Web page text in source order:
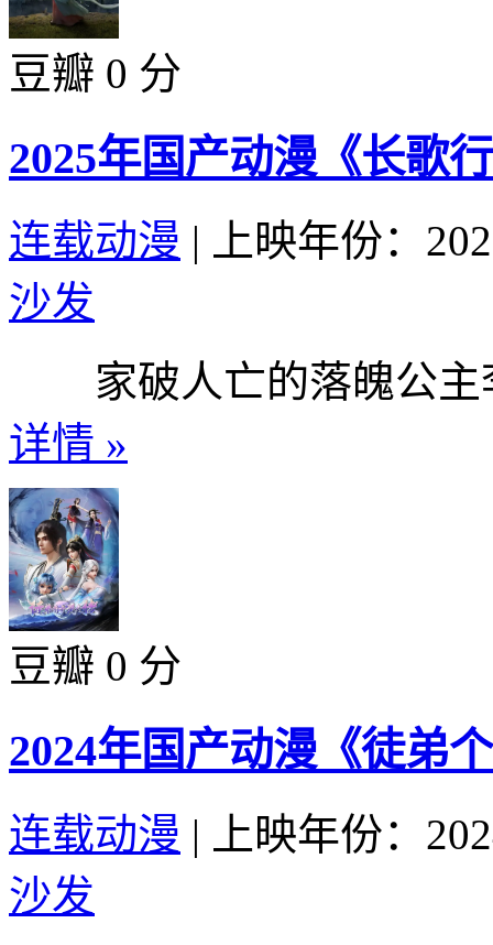
豆瓣 0 分
2025年国产动漫《长歌
连载动漫 |
上映年份：
沙发
家破人亡的落魄公主
详情 »
豆瓣 0 分
2024年国产动漫《徒弟
连载动漫 |
上映年份：
沙发